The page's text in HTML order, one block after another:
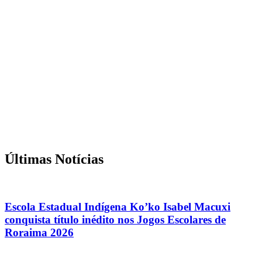
Últimas Notícias
Escola Estadual Indígena Ko’ko Isabel Macuxi
conquista título inédito nos Jogos Escolares de
Roraima 2026